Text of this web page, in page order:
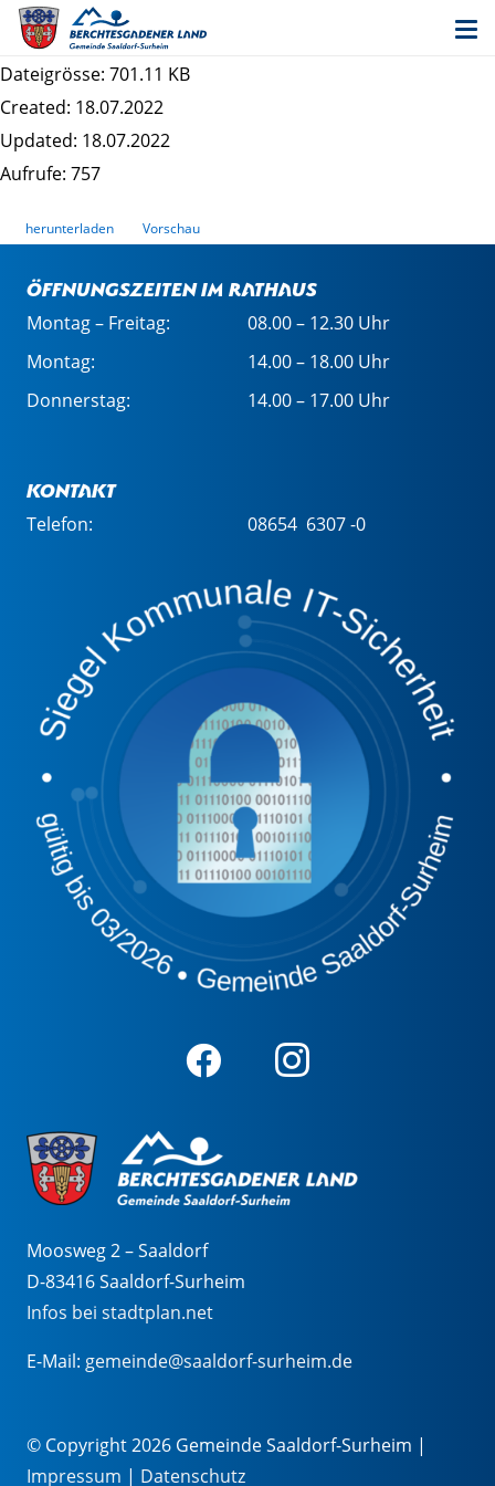
18. Änderung des Flächennutzungsplans
(Bereich Surheim) - Begründung
Dateigrösse: 701.11 KB
Created: 18.07.2022
Updated: 18.07.2022
Aufrufe: 757
herunterladen Vorschau
Öffnungszeiten im Rathaus
Montag – Freitag:
08.00 – 12.30 Uhr
Montag:
14.00 – 18.00 Uhr
Donnerstag:
14.00 – 17.00 Uhr
Kontakt
Telefon: 08654 6307 -0
Moosweg 2 – Saaldorf
D-83416 Saaldorf-Surheim
Infos bei stadtplan.net
E-Mail: gemeinde@saaldorf-surheim.de
© Copyright 2026 Gemeinde Saaldorf-Surheim |
Impressum | Datenschutz